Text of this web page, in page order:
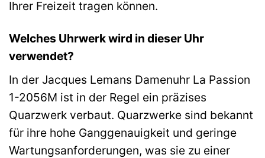
Ihrer Freizeit tragen können.
Welches Uhrwerk wird in dieser Uhr
verwendet?
In der Jacques Lemans Damenuhr La Passion
1-2056M ist in der Regel ein präzises
Quarzwerk verbaut. Quarzwerke sind bekannt
für ihre hohe Ganggenauigkeit und geringe
Wartungsanforderungen, was sie zu einer